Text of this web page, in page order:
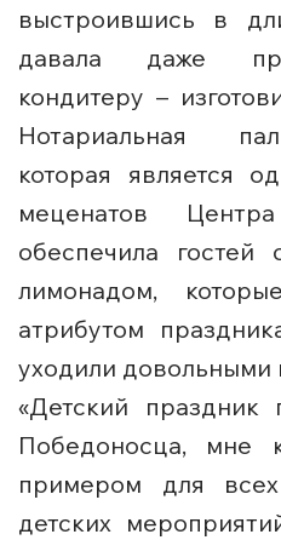
выстроившись в
давала даже
кондитеру –
Нотариальная
которая является
меценатов
обеспечила
лимонадом,
атрибутом
уходили довольными
«Детский
Победоносца, мне
примером для
детских